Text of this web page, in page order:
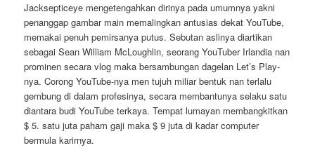
Jacksepticeye mengetengahkan dirinya pada umumnya yakni
penanggap gambar main memalingkan antusias dekat YouTube,
memakai penuh pemirsanya putus. Sebutan aslinya diartikan
sebagai Sean William McLoughlin, seorang YouTuber Irlandia nan
prominen secara vlog maka bersambungan dagelan Let’s Play-
nya. Corong YouTube-nya men tujuh miliar bentuk nan terlalu
gembung di dalam profesinya, secara membantunya selaku satu
diantara budi YouTube terkaya. Tempat lumayan membangkitkan
$ 5. satu juta paham gaji maka $ 9 juta di kadar computer
bermula karirnya.